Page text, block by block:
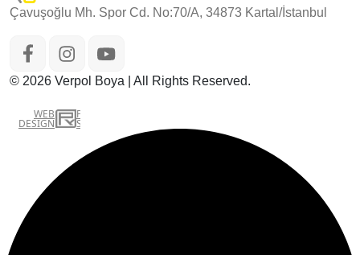
Çavuşoğlu Mh. Spor Cd. No:70/A, 34873 Kartal/İstanbul
© 2026 Verpol Boya | All Rights Reserved.
WEB
DESIGN
İSTANBUL WEB TASARIM AJANSI - PENTA YAZILIM